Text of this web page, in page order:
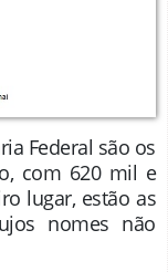
Federal são os
com 620 mil e
lugar, estão as
nomes não